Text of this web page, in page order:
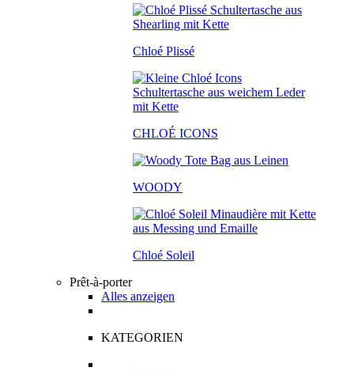
Chloé Plissé
CHLOÉ ICONS
WOODY
Chloé Soleil
Prêt-à-porter
Alles anzeigen
KATEGORIEN